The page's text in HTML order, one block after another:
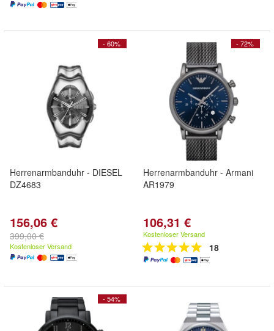
- 60%
Herrenarmbanduhr - DIESEL
DZ4683
156,06 €
399,00 €
Kostenloser Versand
- 72%
Herrenarmbanduhr - Armani
AR1979
106,31 €
Kostenloser Versand
18
- 54%